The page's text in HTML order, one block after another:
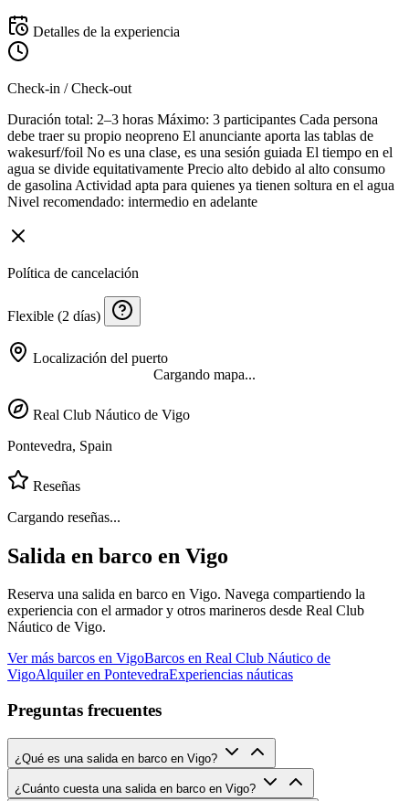
Detalles de la experiencia
Check-in / Check-out
Duración total: 2–3 horas Máximo: 3 participantes Cada persona
debe traer su propio neopreno El anunciante aporta las tablas de
wakesurf/foil No es una clase, es una sesión guiada El tiempo en el
agua se divide equitativamente Precio alto debido al alto consumo
de gasolina Actividad apta para quienes ya tienen soltura en el agua
Nivel recomendado: intermedio en adelante
Política de cancelación
Flexible (2 días)
Localización del puerto
Cargando mapa...
Real Club Náutico de Vigo
Pontevedra, Spain
Reseñas
Cargando reseñas...
Salida en barco en Vigo
Reserva una salida en barco en Vigo. Navega compartiendo la
experiencia con el armador y otros marineros desde Real Club
Náutico de Vigo.
Ver más barcos en VigoBarcos en Real Club Náutico de
VigoAlquiler en PontevedraExperiencias náuticas
Preguntas frecuentes
¿Qué es una salida en barco en Vigo?
¿Cuánto cuesta una salida en barco en Vigo?